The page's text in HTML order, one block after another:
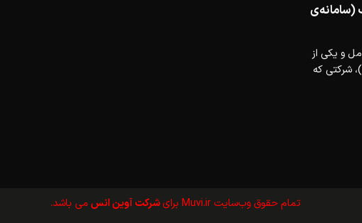
و یکی از
بنیانگذاران بیتمووین (Bitmovin)، شرکتی که
تمام حقوق وب‌سايت Muvi.ir برای شرکت آوین انس می باشد.